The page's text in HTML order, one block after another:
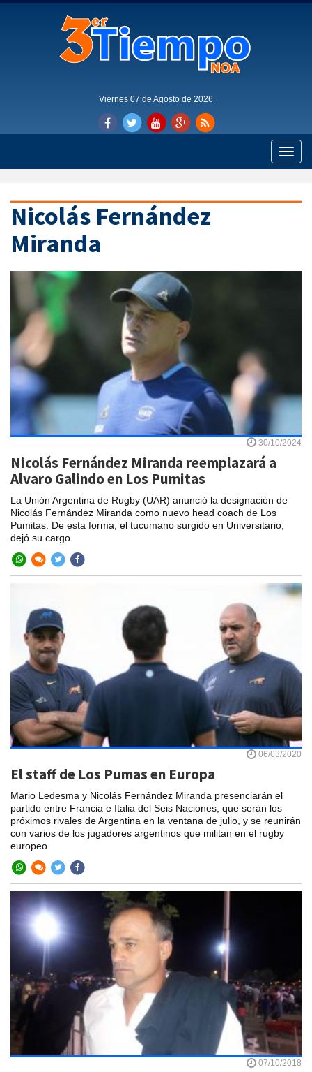
Viernes 07 de Agosto de 2026
Toggle
Nicolás Fernández
Miranda
30/10/2024
Nicolás Fernández Miranda reemplazará a
Alvaro Galindo en Los Pumitas
La Unión Argentina de Rugby (UAR) anunció la designación de
Nicolás Fernández Miranda como nuevo head coach de Los
Pumitas. De esta forma, el tucumano surgido en Universitario,
dejó su cargo.
06/03/2020
El staff de Los Pumas en Europa
Mario Ledesma y Nicolás Fernández Miranda presenciarán el
partido entre Francia e Italia del Seis Naciones, que serán los
próximos rivales de Argentina en la ventana de julio, y se reunirán
con varios de los jugadores argentinos que militan en el rugby
europeo.
07/10/2018